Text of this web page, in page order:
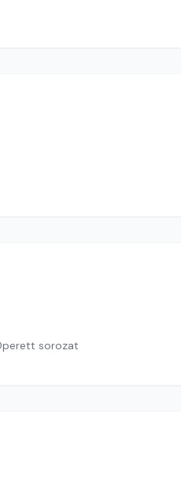
sorozat